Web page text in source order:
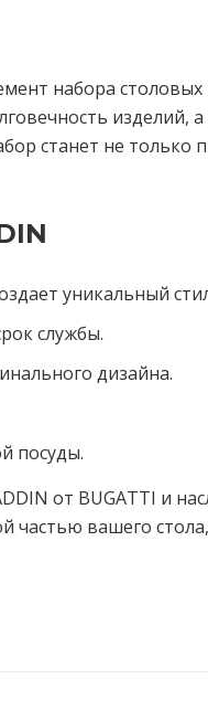
набора
изделий,
станет не
уникальный
службы.
дизайна.
посуды.
от BUGATTI и
вашего